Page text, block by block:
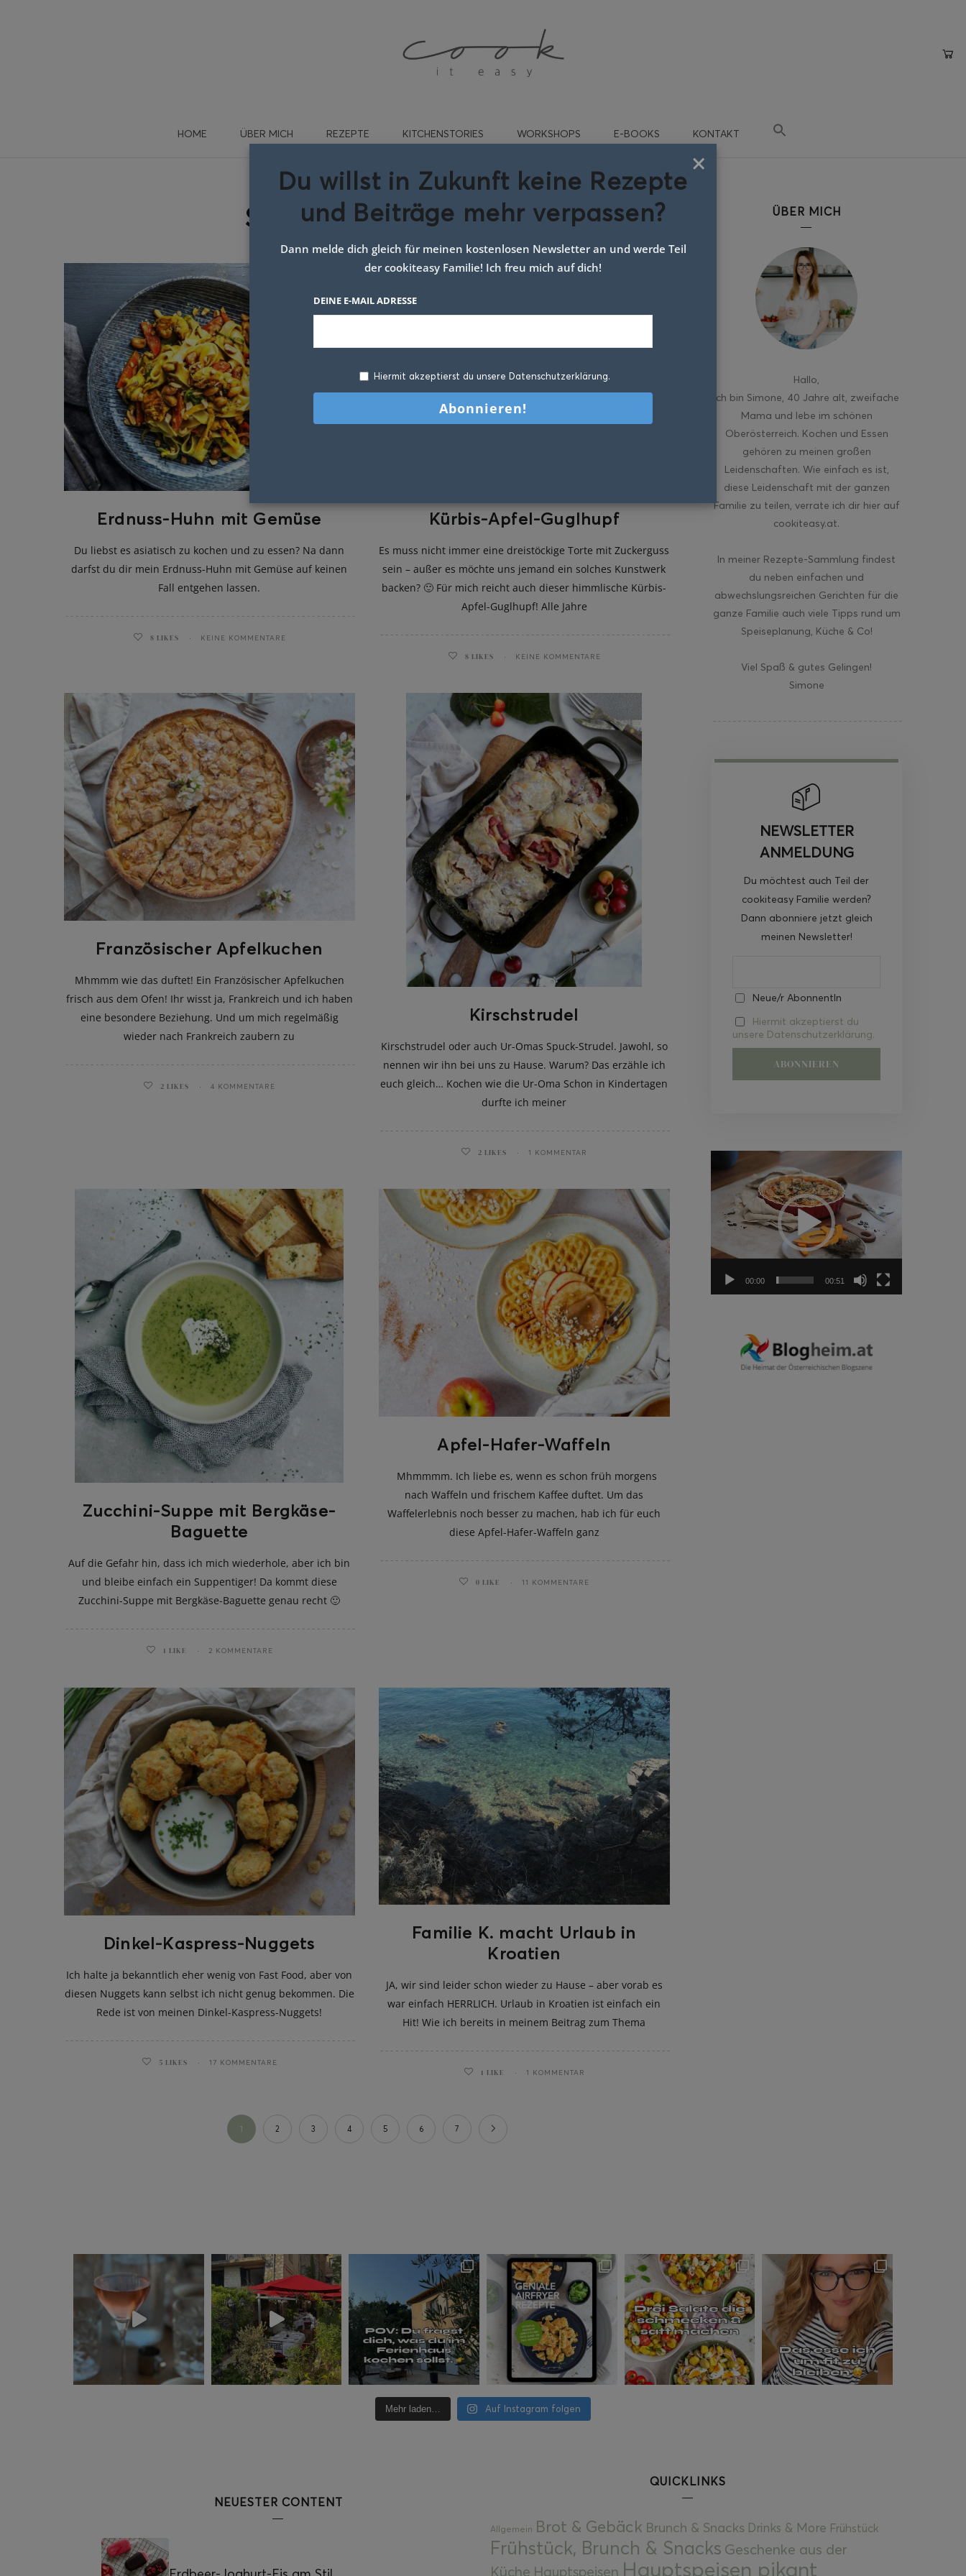
Eis am Stil
HOME ÜBER MICH REZEPTE KITCHENSTORIES WORKSHOPS E-BOOKS KONTAKT
Schlagwort:blogger
Erdnuss-Huhn mit Gemüse
Du liebst es asiatisch zu kochen und zu essen? Na dann
darfst du dir mein Erdnuss-Huhn mit Gemüse auf keinen
Fall entgehen lassen.
8 LIKES KEINE KOMMENTARE
Kürbis-Apfel-Guglhupf
Es muss nicht immer eine dreistöckige Torte mit Zuckerguss
sein – außer es möchte uns jemand ein solches Kunstwerk
backen? 🙂 Für mich reicht auch dieser himmlische Kürbis-
Apfel-Guglhupf! Alle Jahre
8 LIKES KEINE KOMMENTARE
Französischer Apfelkuchen
Mhmmm wie das duftet! Ein Französischer Apfelkuchen
frisch aus dem Ofen! Ihr wisst ja, Frankreich und ich haben
eine besondere Beziehung. Und um mich regelmäßig
wieder nach Frankreich zaubern zu
2 LIKES 4 KOMMENTARE
Kirschstrudel
Kirschstrudel oder auch Ur-Omas Spuck-Strudel. Jawohl, so
nennen wir ihn bei uns zu Hause. Warum? Das erzähle ich
euch gleich… Kochen wie die Ur-Oma Schon in Kindertagen
durfte ich meiner
2 LIKES 1 KOMMENTAR
Zucchini-Suppe mit Bergkäse-
Baguette
Auf die Gefahr hin, dass ich mich wiederhole, aber ich bin
und bleibe einfach ein Suppentiger! Da kommt diese
Zucchini-Suppe mit Bergkäse-Baguette genau recht 🙂
1 LIKE 2 KOMMENTARE
Apfel-Hafer-Waffeln
Mhmmmm. Ich liebe es, wenn es schon früh morgens
nach Waffeln und frischem Kaffee duftet. Um das
Waffelerlebnis noch besser zu machen, hab ich für euch
diese Apfel-Hafer-Waffeln ganz
0 LIKE 11 KOMMENTARE
Dinkel-Kaspress-Nuggets
Ich halte ja bekanntlich eher wenig von Fast Food, aber von
diesen Nuggets kann selbst ich nicht genug bekommen. Die
Rede ist von meinen Dinkel-Kaspress-Nuggets!
5 LIKES 17 KOMMENTARE
Familie K. macht Urlaub in
Kroatien
JA, wir sind leider schon wieder zu Hause – aber vorab es
war einfach HERRLICH. Urlaub in Kroatien ist einfach ein
Hit! Wie ich bereits in meinem Beitrag zum Thema
1 LIKE 1 KOMMENTAR
1 2 3 4 5 6 7
ÜBER MICH
Hallo
ich bin Simone, 40 Jahre alt, zweifache
Mama und lebe im schönen
Oberösterreich. Kochen und Essen
gehören zu meinen großen
Leidenschaften. Wie einfach es ist,
diese Leidenschaft mit der ganzen
Familie zu teilen, verrate ich dir hier auf
cookiteasy.at.
In meiner Rezepte-Sammlung findest
du neben einfachen und
abwechslungsreichen Gerichten für die
ganze Familie auch viele Tipps rund um
Speiseplanung, Küche & Co!
Viel Spaß & gutes Gelingen!
Simone
NEWSLETTER
ANMELDUNG
Du möchtest auch Teil der
cookiteasy Familie werden?
Dann abonniere jetzt gleich
meinen Newsletter!
Neue/r AbonnentIn
Hiermit akzeptierst du
unsere Datenschutzerklärung.
Video-
Player
00:00 00:51
Mehr laden… Auf Instagram folgen
NEUESTER CONTENT
QUICKLINKS
Allgemein Brot & Gebäck Brunch & Snacks Drinks & More Frühstück
Frühstück, Brunch & Snacks Geschenke aus der
Küche Hauptspeisen Hauptspeisen pikant
×
Du willst in Zukunft keine Rezepte
und Beiträge mehr verpassen?
Dann melde dich gleich für meinen kostenlosen Newsletter an und werde Teil
der cookiteasy Familie! Ich freu mich auf dich!
DEINE E-MAIL ADRESSE
Hiermit akzeptierst du unsere Datenschutzerklärung.